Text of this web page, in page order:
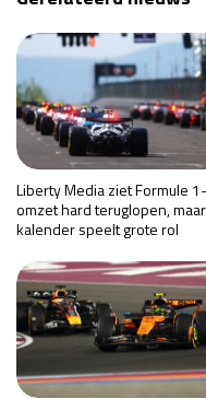
Liberty Media ziet Formule 1-
omzet hard teruglopen, maar
kalender speelt grote rol